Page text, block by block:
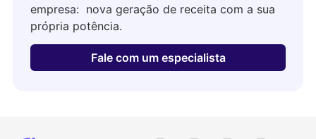
empresa: nova geração de receita com a sua
própria potência.
Fale com um especialista